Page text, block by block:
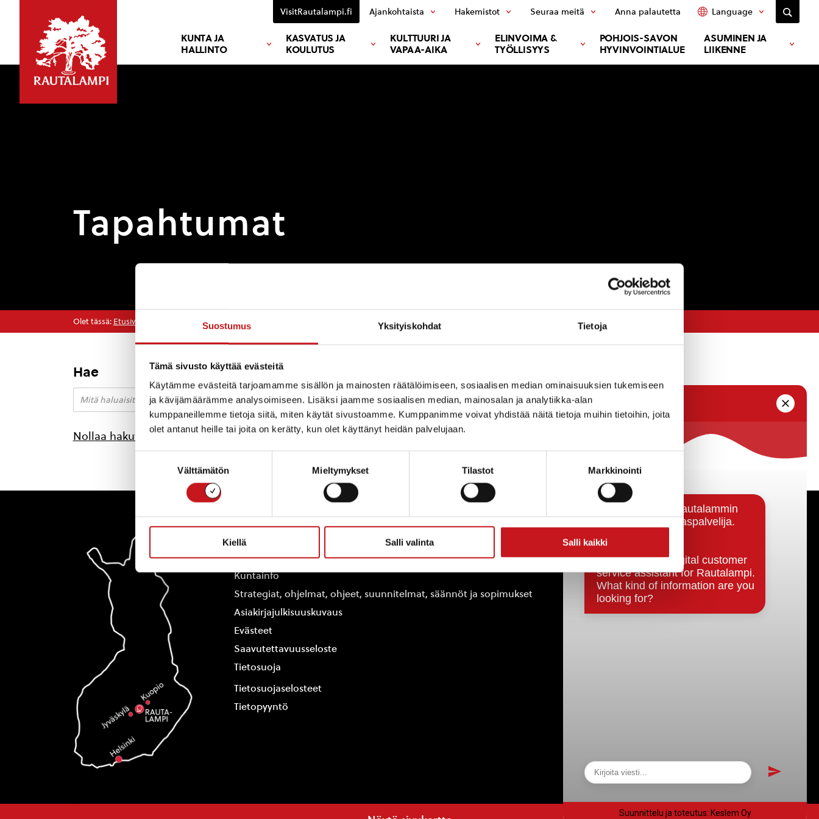
Suostumus Yksityiskohdat Tietoja
Tämä sivusto käyttää evästeitä
Käytämme evästeitä tarjoamamme sisällön ja mainosten räätälöimiseen, sosiaalisen median ominaisuuksien tukemiseen
ja kävijämäärämme analysoimiseen. Lisäksi jaamme sosiaalisen median, mainosalan ja analytiikka-alan
kumppaneillemme tietoja siitä, miten käytät sivustoamme. Kumppanimme voivat yhdistää näitä tietoja muihin tietoihin, joita
olet antanut heille tai joita on kerätty, kun olet käyttänyt heidän palvelujaan.
Välttämätön Mieltymykset Tilastot Markkinointi
Kiellä Salli valinta Salli kaikki
KUNTA JA
HALLINTO
KASVATUS JA
KOULUTUS
KULTTUURI JA
VAPAA-AIKA
ELINVOIMA &
TYÖLLISYYS
POHJOIS-SAVON
HYVINVOINTIALUE
ASUMINEN JA
LIIKENNE
VisitRautalampi.fi Ajankohtaista Hakemistot Seuraa meitä Anna palautetta Language
Tapahtumat
Olet tässä: Etusivu Ruta Skolnikiene
Hae
Nollaa hakutulokset
Yhteystiedot
Kuntainfo
Strategiat, ohjelmat, ohjeet, suunnitelmat, säännöt ja sopimukset
Asiakirjajulkisuuskuvaus
Evästeet
Saavutettavuusseloste
Tietosuoja
Tietosuojaselosteet
Tietopyyntö
Päätökset, esityslistat & pöytäkirjat
Hallinto
Kunnanhallitus
Kunnanvaltuusto